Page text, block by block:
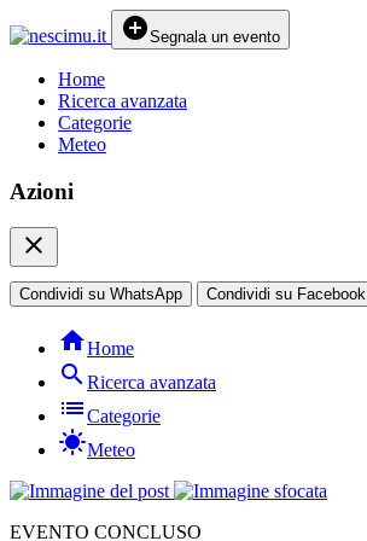
add_circleSegnala un evento
Home
Ricerca avanzata
Categorie
Meteo
Azioni
close
Condividi su WhatsApp Condividi su Facebook
homeHome
searchRicerca avanzata
listCategorie
sunnyMeteo
EVENTO CONCLUSO